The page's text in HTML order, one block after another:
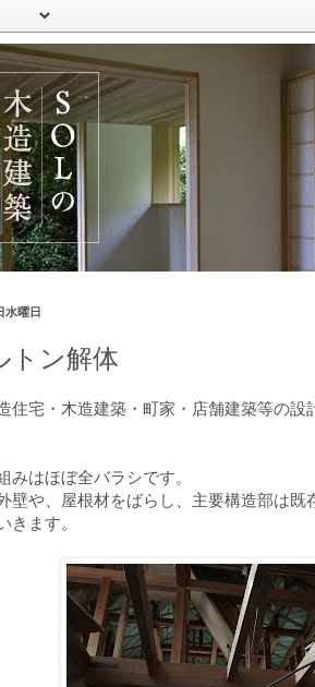
水曜日
トン解体
住宅・木造建築・町家・店舗建築等の設
みはほぼ全バラシです。
壁や、屋根材をばらし、主要構造部は既
きます。